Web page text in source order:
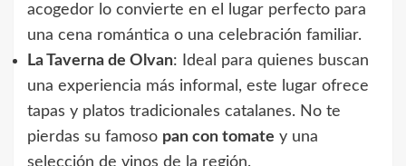
acogedor lo convierte en el lugar perfecto para
una cena romántica o una celebración familiar.
La Taverna de Olvan: Ideal para quienes buscan
una experiencia más informal, este lugar ofrece
tapas y platos tradicionales catalanes. No te
pierdas su famoso pan con tomate y una
selección de vinos de la región.